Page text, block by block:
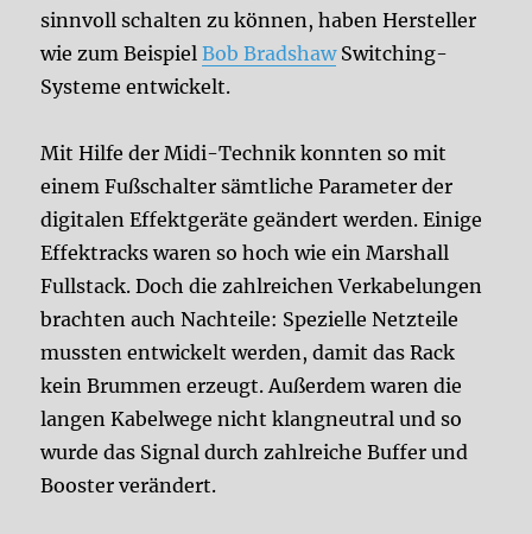
sinnvoll schalten zu können, haben Hersteller
wie zum BeispielBob BradshawSwitching-
Systeme entwickelt.
Mit Hilfe der Midi-Technik konnten so mit
einem Fußschalter sämtliche Parameter der
digitalen Effektgeräte geändert werden. Einige
Effektracks waren so hoch wie ein Marshall
Fullstack. Doch die zahlreichen Verkabelungen
brachten auch Nachteile: Spezielle Netzteile
mussten entwickelt werden, damit das Rack
kein Brummen erzeugt. Außerdem waren die
langen Kabelwege nicht klangneutral und so
wurde das Signal durch zahlreiche Buffer und
Booster verändert.